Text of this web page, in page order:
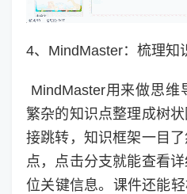
4、MindMaster：梳理知
MindMaster用来做思
繁杂的知识点整理成树
接跳转，知识框架一目
点，点击分支就能查看
位关键信息。课件还能